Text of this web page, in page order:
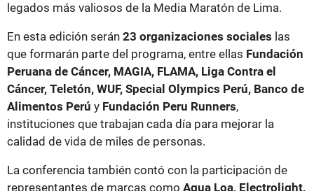
legados más valiosos de la Media Maratón de Lima.
En esta edición serán 23 organizaciones sociales las
que formarán parte del programa, entre ellas Fundación
Peruana de Cáncer, MAGIA, FLAMA, Liga Contra el
Cáncer, Teletón, WUF, Special Olympics Perú, Banco de
Alimentos Perú y Fundación Peru Runners,
instituciones que trabajan cada día para mejorar la
calidad de vida de miles de personas.
La conferencia también contó con la participación de
representantes de marcas como Agua Loa, Electrolight,